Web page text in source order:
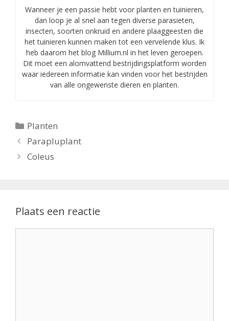
Wanneer je een passie hebt voor planten en tuinieren,
dan loop je al snel aan tegen diverse parasieten,
insecten, soorten onkruid en andere plaaggeesten die
het tuinieren kunnen maken tot een vervelende klus. Ik
heb daarom het blog Millium.nl in het leven geroepen.
Dit moet een alomvattend bestrijdingsplatform worden
waar iedereen informatie kan vinden voor het bestrijden
van alle ongewenste dieren en planten.
Categorieën
Planten
Parapluplant
Coleus
Plaats een reactie